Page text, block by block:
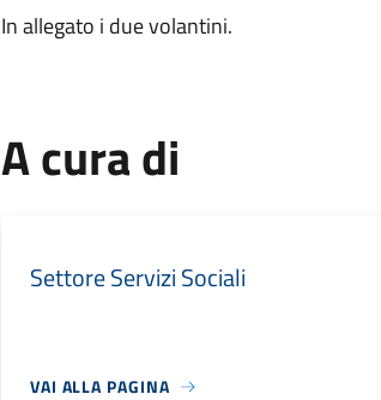
In allegato i due volantini.
A cura di
Settore Servizi Sociali
VAI ALLA PAGINA